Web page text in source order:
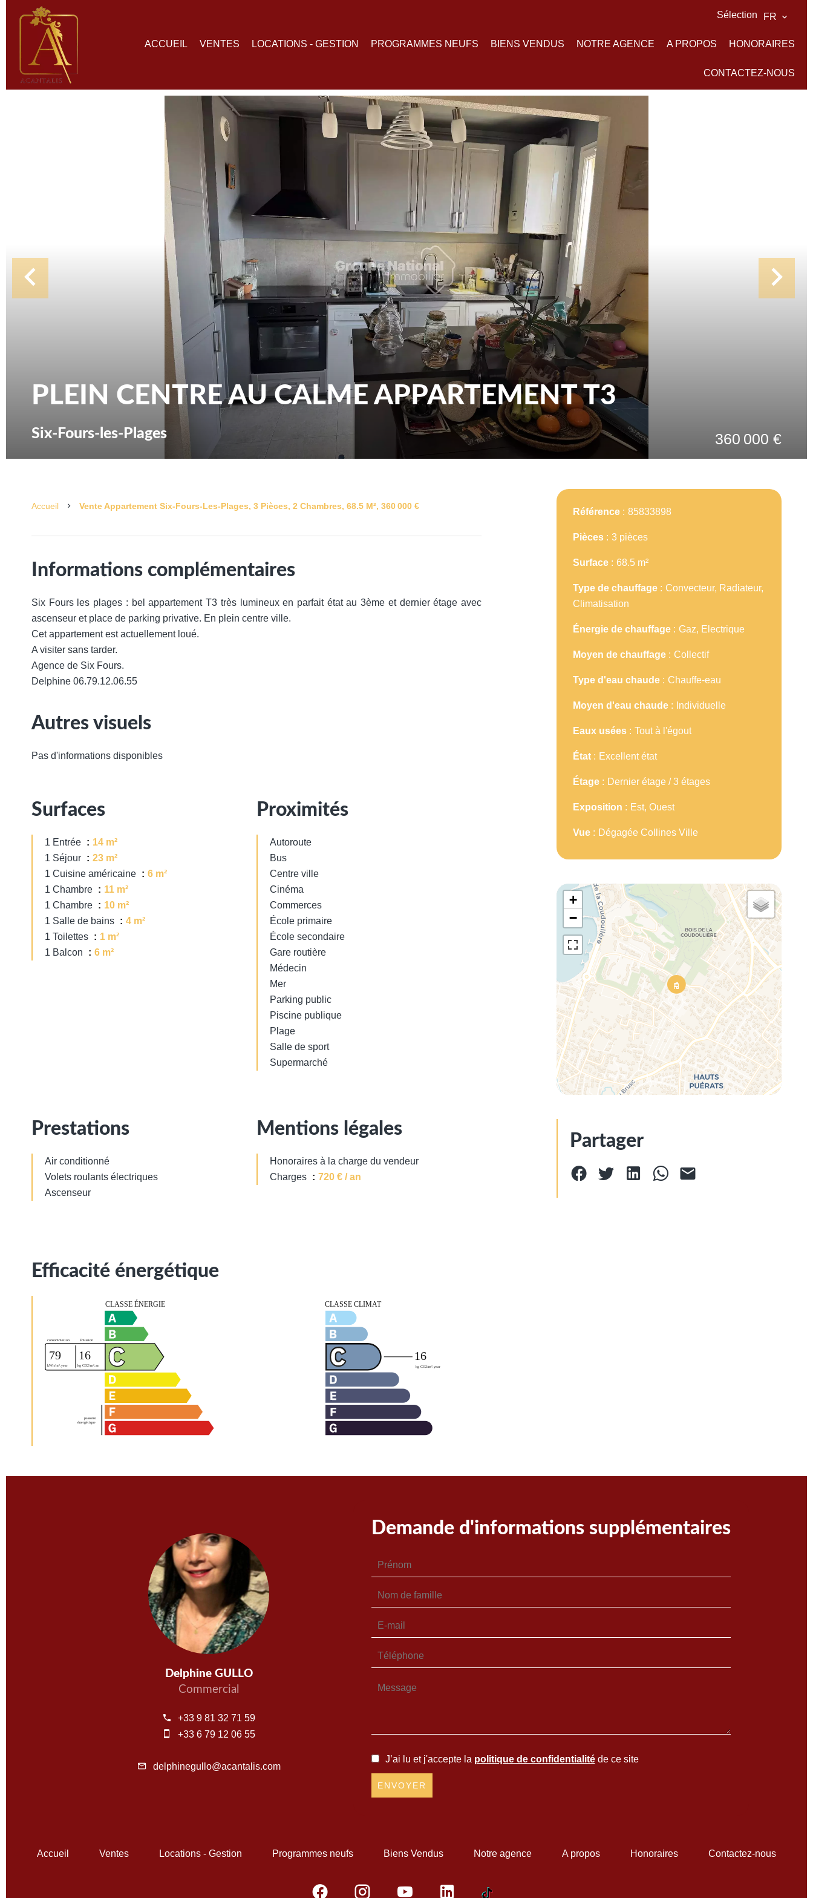
Sélection FR
ACCUEIL VENTES LOCATIONS - GESTION PROGRAMMES NEUFS BIENS VENDUS NOTRE AGENCE A PROPOS HONORAIRES
CONTACTEZ-NOUS
PLEIN CENTRE AU CALME APPARTEMENT T3
Six-Fours-les-Plages 360 000 €
Accueil Vente Appartement Six-Fours-Les-Plages, 3 Pièces, 2 Chambres, 68.5 M², 360 000 €
Informations complémentaires
Six Fours les plages : bel appartement T3 très lumineux en parfait état au 3ème et dernier étage avec
ascenseur et place de parking privative. En plein centre ville.
Cet appartement est actuellement loué.
A visiter sans tarder.
Agence de Six Fours.
Delphine 06.79.12.06.55
Autres visuels
Pas d'informations disponibles
Surfaces
1 Entrée
14 m²
1 Séjour
23 m²
1 Cuisine américaine
6 m²
1 Chambre
11 m²
1 Chambre
10 m²
1 Salle de bains
4 m²
1 Toilettes
1 m²
1 Balcon
6 m²
Proximités
Autoroute
Bus
Centre ville
Cinéma
Commerces
École primaire
École secondaire
Gare routière
Médecin
Mer
Parking public
Piscine publique
Plage
Salle de sport
Supermarché
Prestations
Air conditionné
Volets roulants électriques
Ascenseur
Mentions légales
Honoraires à la charge du vendeur
Charges
720 € / an
Efficacité énergétique
Référence 85833898
Pièces 3 pièces
Surface 68.5 m²
Type de chauffage
Convecteur, Radiateur,
Climatisation
Énergie de chauffage Gaz, Electrique
Moyen de chauffage Collectif
Type d'eau chaude Chauffe-eau
Moyen d'eau chaude Individuelle
Eaux usées Tout à l'égout
État Excellent état
Étage Dernier étage / 3 étages
Exposition Est, Ouest
Vue Dégagée Collines Ville
+
−
Partager
Delphine GULLO
Commercial
+33 9 81 32 71 59
+33 6 79 12 06 55
delphinegullo@acantalis.com
Demande d'informations supplémentaires
J’ai lu et j'accepte la politique de confidentialitéde ce site
ENVOYER
Accueil Ventes Locations - Gestion Programmes neufs Biens Vendus Notre agence A propos Honoraires Contactez-nous